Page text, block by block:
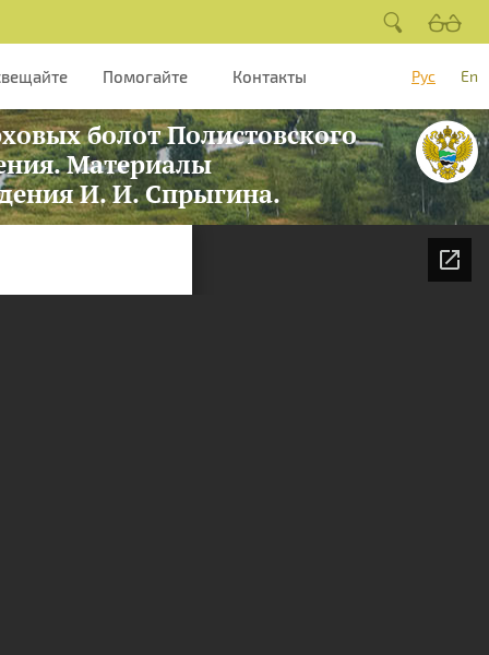
Помогайте Контакты Рус En
болот Полистовского
Материалы
И. И. Спрыгина.